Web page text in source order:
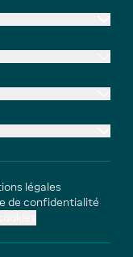
légales
de confidentialité